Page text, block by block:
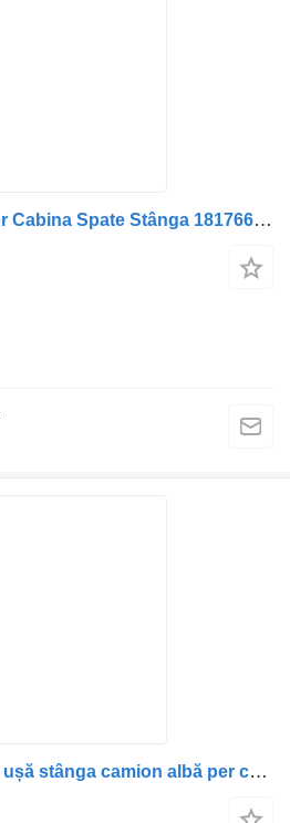
Rivestimento Amortizor Cabina Spate Stânga 1817663 per camion DAF 13599 6467
Rivestimento Extensie ușă stânga camion albă per camion DAF 1295619/1911137